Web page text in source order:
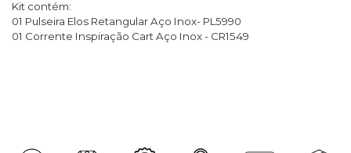
Kit contém:
01 Pulseira Elos Retangular Aço Inox- PL5990
01 Corrente Inspiração Cart Aço Inox - CR1549